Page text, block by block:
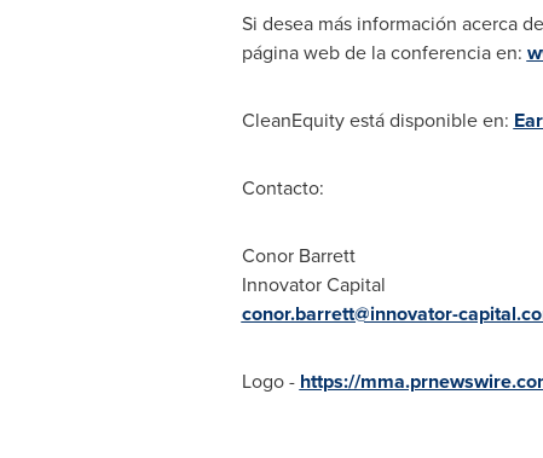
Si desea más información acerca
página web de la conferencia en:
CleanEquity está disponible en:
Contacto:
Conor Barrett
Innovator Capital
conor.barrett@innovator-
Logo - https://